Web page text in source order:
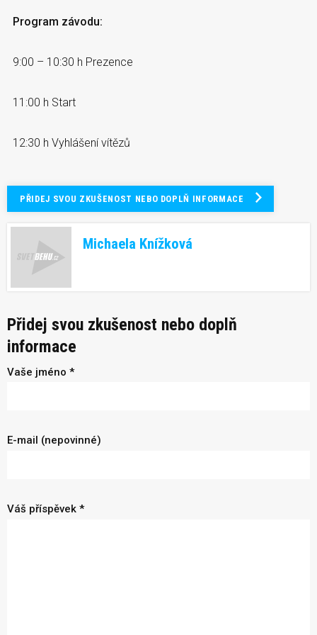
Program závodu:
9:00 – 10:30 h Prezence
11:00 h Start
12:30 h Vyhlášení vítězů
PŘIDEJ SVOU ZKUŠENOST NEBO DOPLŇ INFORMACE
Michaela Knížková
Přidej svou zkušenost nebo doplň
informace
Vaše jméno *
E-mail (nepovinné)
Váš příspěvek *